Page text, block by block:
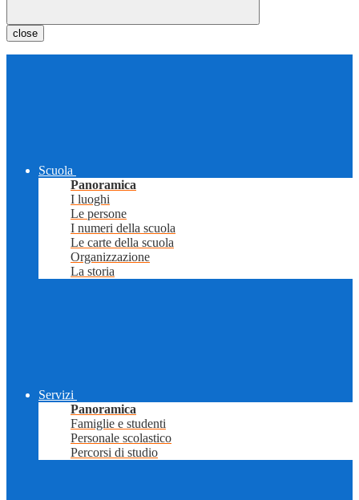
close
Scuola
Panoramica
I luoghi
Le persone
I numeri della scuola
Le carte della scuola
Organizzazione
La storia
Servizi
Panoramica
Famiglie e studenti
Personale scolastico
Percorsi di studio